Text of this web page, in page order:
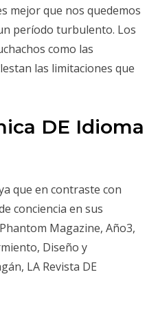
mejor que nos quedemos
período turbulento. Los
como las
las limitaciones que
DE Idioma
que en contraste con
conciencia en sus
Magazine, Año3,
Diseño y
LA Revista DE